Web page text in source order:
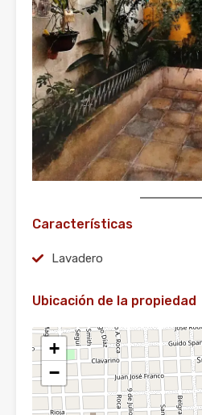
Características
Lavadero
Ubicación de la propiedad
+
−